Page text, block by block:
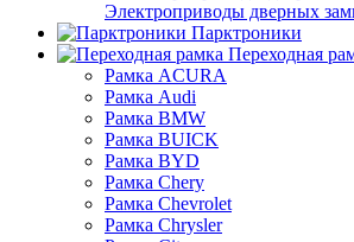
Электроприводы дверных
Парктроники
Переходная
Рамка ACURA
Рамка Audi
Рамка BMW
Рамка BUICK
Рамка BYD
Рамка Chery
Рамка Chevrolet
Рамка Chrysler